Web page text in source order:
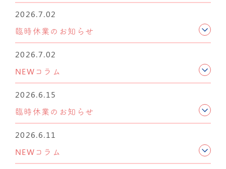
2026.7.02
臨時休業のお知らせ
2026.7.02
NEWコラム
2026.6.15
臨時休業のお知らせ
2026.6.11
NEWコラム